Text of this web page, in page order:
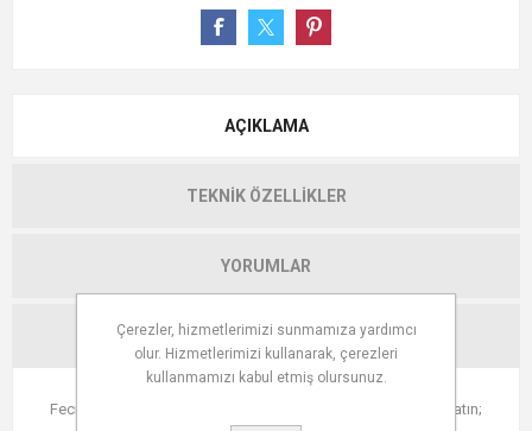
AÇIKLAMA
TEKNIK ÖZELLIKLER
YORUMLAR
İLETIŞIM
Fecra Mirel 6 Parça Pasta Tabağı Seti ile Sofranıza Zarafet Katın;
Çerezler, hizmetlerimizi sunmamıza yardımcı
olur. Hizmetlerimizi kullanarak, çerezleri
kullanmamızı kabul etmiş olursunuz.